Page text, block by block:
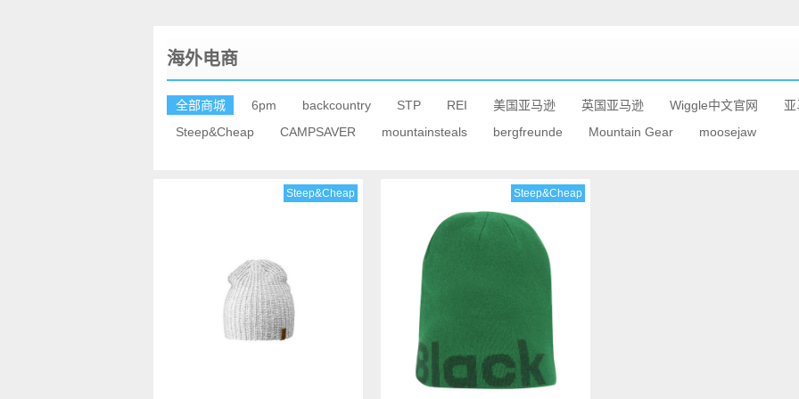
海外电商
全部商城 6pm backcountry STP REI 美国亚马逊 英国亚马逊 Wiggle中文官网
Steep&Cheap
CAMPSAVER mountainsteals bergfreunde Mountain Gear moosejaw
Steep&Cheap Steep&Cheap